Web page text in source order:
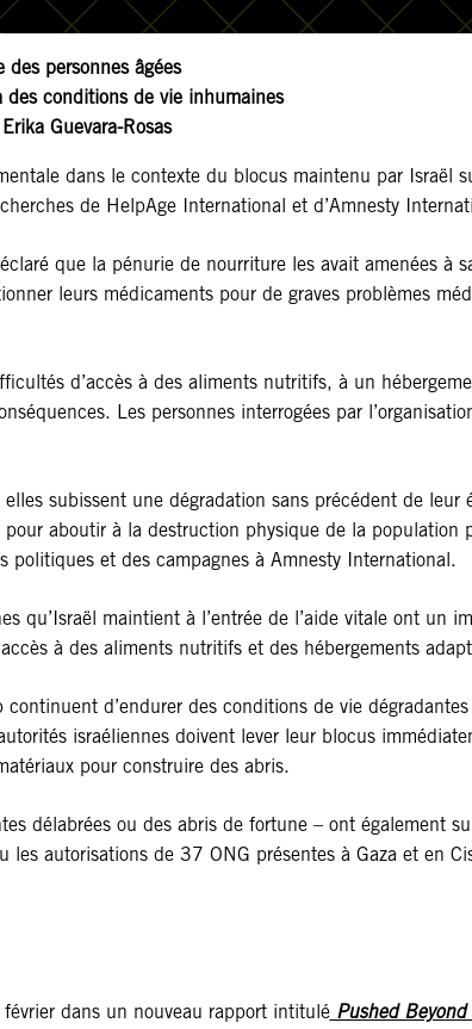
personnes âgées
des conditions de vie inhumaines
Guevara-Rosas
dans le contexte du blocus maintenu par Israël
de HelpAge International et d’Amnesty
que la pénurie de nourriture les avait amenées à
leurs médicaments pour de graves problèmes
d’accès à des aliments nutritifs, à un
Les personnes interrogées par
subissent une dégradation sans précédent de leur
aboutir à la destruction physique de la population
politiques et des campagnes à Amnesty International.
qu’Israël maintient à l’entrée de l’aide vitale ont un
à des aliments nutritifs et des hébergements
d’endurer des conditions de vie
israéliennes doivent lever leur blocus
pour construire des abris.
délabrées ou des abris de fortune – ont également
autorisations de 37 ONG présentes à Gaza et en
dans un nouveau rapport intituléPushed Beyond